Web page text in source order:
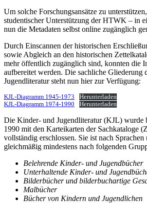
Um solche Forschungsansätze zu
studentischer Unterstützung der HTWK – in
nun die Metadaten selbst online zugänglich
Durch Einscannen der historischen
sowie Abgleich an den historischen
mehr öffentlich zugänglich sind, konnten die
aufbereitet werden. Die sachliche Gliederung
Jugendliteratur steht nun hier zur Verfügung:
KJL-Diagramm 1945-1973
Herunterladen
KJL-Diagramm 1974-1990
Herunterladen
Die Kinder- und Jugendliteratur (KJL) wurde
1990 mit den Karteikarten der Sachkataloge
vollständig erschlossen. Sie ist nach
gleichmäßig mindestens nach folgenden
Belehrende Kinder- und Jugendbücher
Unterhaltende Kinder- und
Bilderbücher und bilderbuchartige
Malbücher
Bücher von Kindern und Jugendlichen